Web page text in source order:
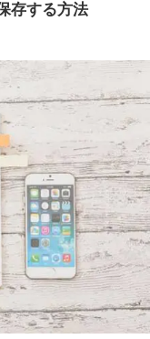
存する方法